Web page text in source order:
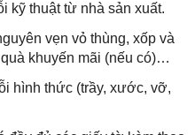
kỹ thuật từ nhà sản xuất.
vẹn vỏ thùng, xốp và
khuyến mãi (nếu có)…
hình thức (trầy, xước, vỡ,